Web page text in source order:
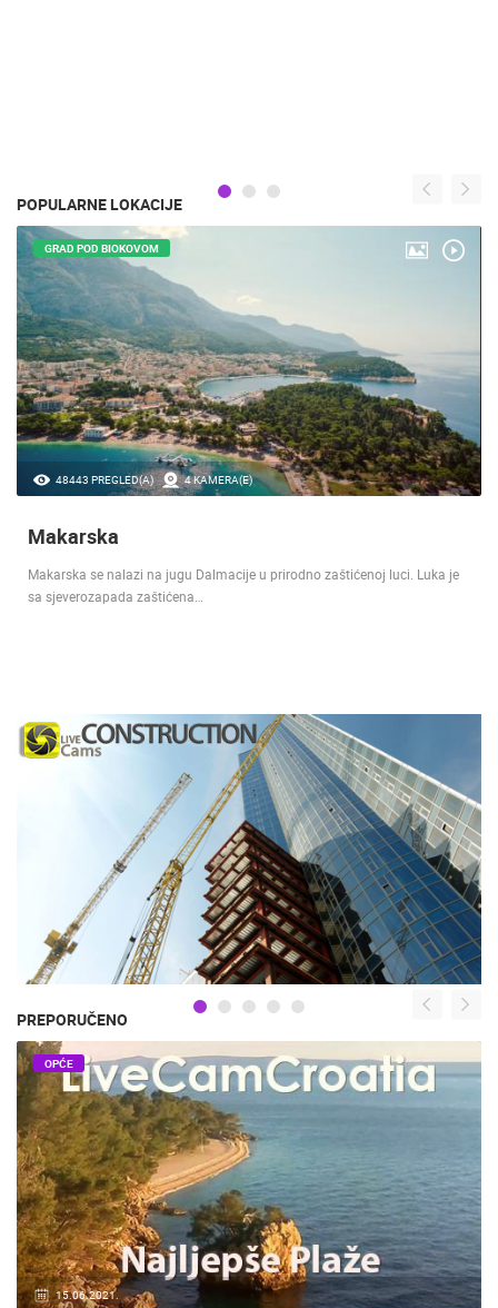
POPULARNE LOKACIJE
48443 PREGLED(A) 4 KAMERA(E)
GRAD POD BIOKOVOM
Makarska
Makarska se nalazi na jugu Dalmacije u prirodno zaštićenoj luci. Luka je
sa sjeverozapada zaštićena…
PREPORUČENO
15.06.2021.
OPĆE